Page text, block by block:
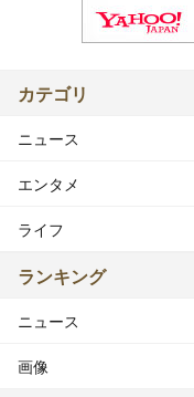
カテゴリ
ニュース
エンタメ
ライフ
ランキング
ニュース
画像